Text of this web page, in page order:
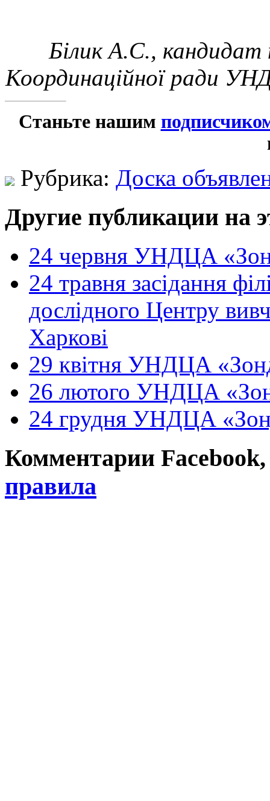
Білик А.С., кандидат
Координаційної ради
Станьте нашим
Рубрика: Доска
Другие публикации на
24 червня УНДЦА
24 травня засідання
дослідного Центру
Харкові
29 квітня УНДЦА
26 лютого УНДЦА
24 грудня УНДЦА
Комментарии
правила